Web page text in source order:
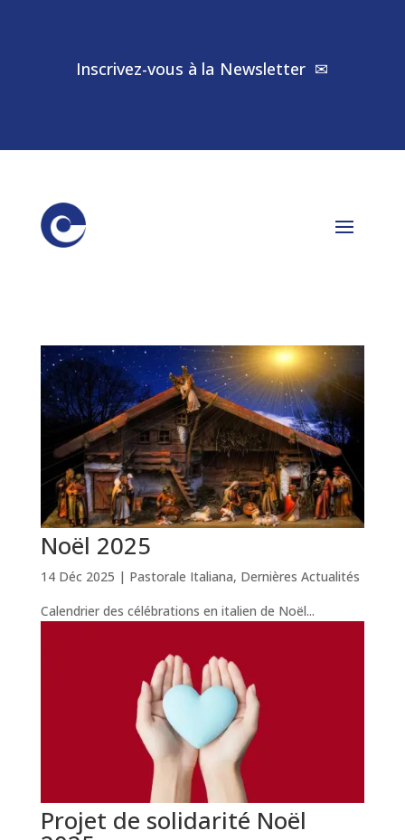
Inscrivez-vous à la Newsletter ✉
Noël 2025
14 Déc 2025 | Pastorale Italiana, Dernières Actualités
Calendrier des célébrations en italien de Noël...
Projet de solidarité Noël